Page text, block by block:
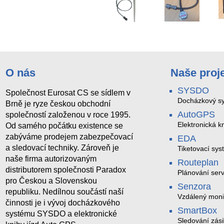
O nás
Společnost Eurosat CS se sídlem v
Brně je ryze českou obchodní
společností založenou v roce 1995.
Od samého počátku existence se
zabýváme prodejem zabezpečovací
a sledovací techniky. Zároveň je
naše firma autorizovaným
distributorem společnosti Paradox
pro Českou a Slovenskou
republiku. Nedílnou součástí naší
činnosti je i vývoj docházkového
systému SYSDO a elektronické
Naše
SYSDO
Docházkový
AutoGPS
Elektronická
EDA
Tiketovací
Routeplan
Plánování
Senzora
Vzdálený
SmartBox
Sledování